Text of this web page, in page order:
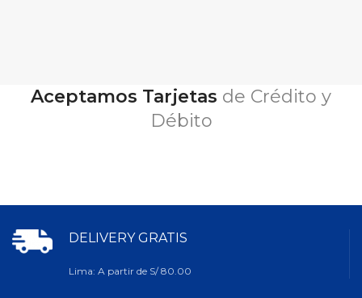
Aceptamos Tarjetas de Crédito y
Débito
DELIVERY GRATIS
Lima: A partir de S/ 80.00